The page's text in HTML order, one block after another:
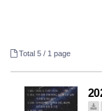
Total 5 / 1 page